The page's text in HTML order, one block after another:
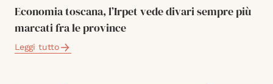
Economia toscana, l’Irpet vede divari sempre più
marcati fra le province
Leggi tutto